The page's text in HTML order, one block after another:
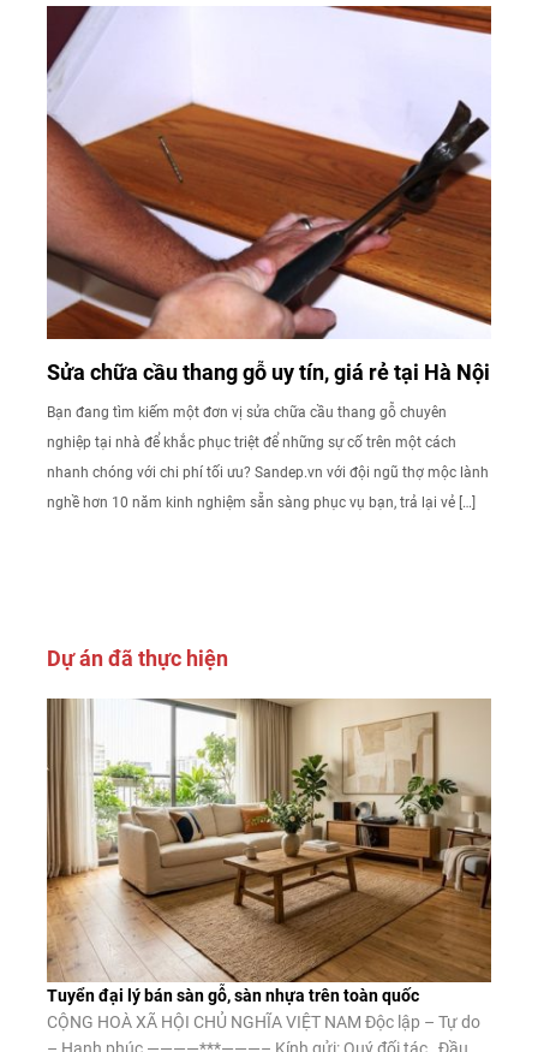
Sửa chữa cầu thang gỗ uy tín, giá rẻ tại Hà Nội
Bạn đang tìm kiếm một đơn vị sửa chữa cầu thang gỗ chuyên
nghiệp tại nhà để khắc phục triệt để những sự cố trên một cách
nhanh chóng với chi phí tối ưu? Sandep.vn với đội ngũ thợ mộc lành
nghề hơn 10 năm kinh nghiệm sẵn sàng phục vụ bạn, trả lại vẻ […]
Dự án đã thực hiện
Tuyển đại lý bán sàn gỗ, sàn nhựa trên toàn quốc
CỘNG HOÀ XÃ HỘI CHỦ NGHĨA VIỆT NAM Độc lập – Tự do